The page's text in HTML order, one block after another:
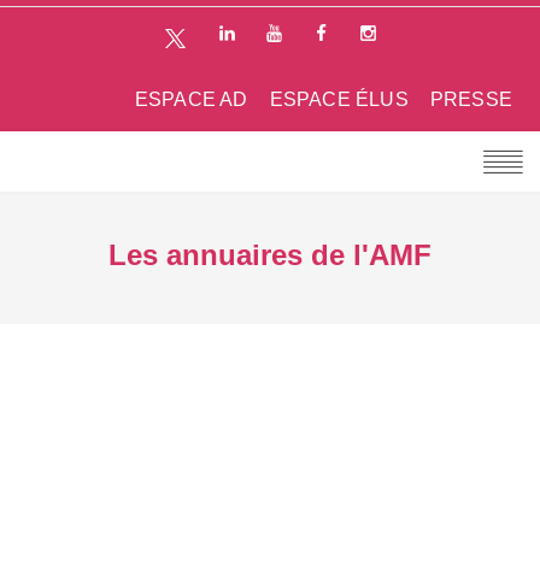
PRESSE
ESPACE ÉLUS
ESPACE AD
Les annuaires de l'AMF